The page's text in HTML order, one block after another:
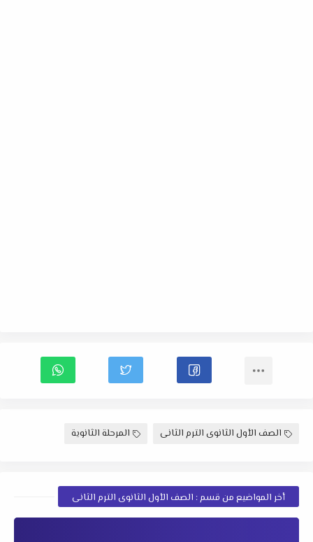
الصف الأول الثانوى الترم الثانى المرحلة الثانوية
أخر المواضيع من قسم : الصف الأول الثانوى الترم الثانى